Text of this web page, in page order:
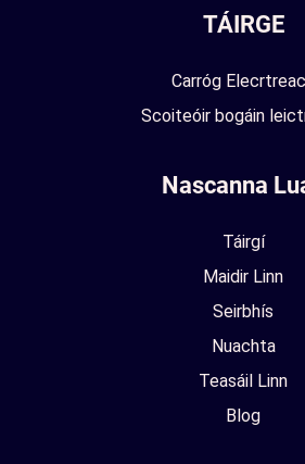
TÁIRGE
Carróg
Scoiteóir bogáin
Nascanna
Táirgí
Maidir Linn
Seirbhís
Nuachta
Teasáil Linn
Blog